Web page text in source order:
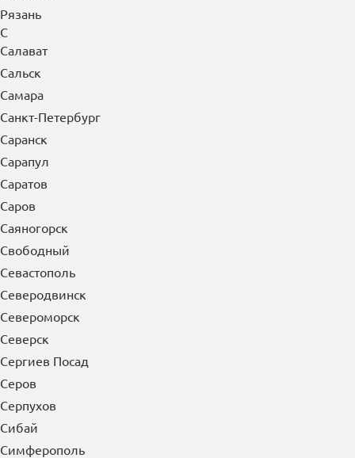
Рязань
С
Салават
Сальск
Самара
Санкт-Петербург
Саранск
Сарапул
Саратов
Саров
Саяногорск
Свободный
Севастополь
Северодвинск
Североморск
Северск
Сергиев Посад
Серов
Серпухов
Сибай
Симферополь